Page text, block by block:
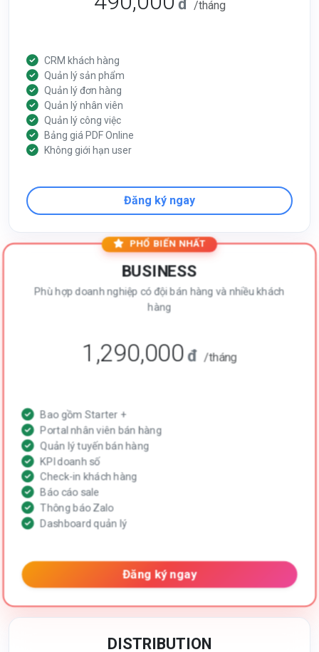
đ /tháng
CRM khách hàng
Quản lý sản phẩm
Quản lý đơn hàng
Quản lý nhân viên
Quản lý công việc
Bảng giá PDF Online
Không giới hạn user
Đăng ký ngay
PHỔ BIẾN NHẤT
BUSINESS
Phù hợp doanh nghiệp có đội bán hàng và nhiều khách
hàng
1,290,000đ /tháng
Bao gồm Starter +
Portal nhân viên bán hàng
Quản lý tuyến bán hàng
KPI doanh số
Check-in khách hàng
Báo cáo sale
Thông báo Zalo
Dashboard quản lý
Đăng ký ngay
DISTRIBUTION